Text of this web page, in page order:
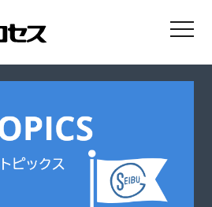
ポリペンコ ® アセタール